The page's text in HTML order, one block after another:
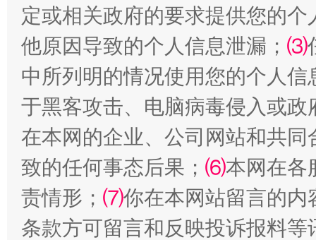
受贿1.44亿！段成刚被判无期 从幼
全民健身五年计划来了！等你上场
定或相关政府的要求提供您的个
他原因导致的个人信息泄漏； ⑶
中所列明的情况使用您的个人
于黑客攻击、电脑病毒侵入或
在本网的企业、公司网站和共
致的任何事态后果； ⑹本网在各
责情形； ⑺你在本网站留言的内
条款方可留言和反映投诉报料